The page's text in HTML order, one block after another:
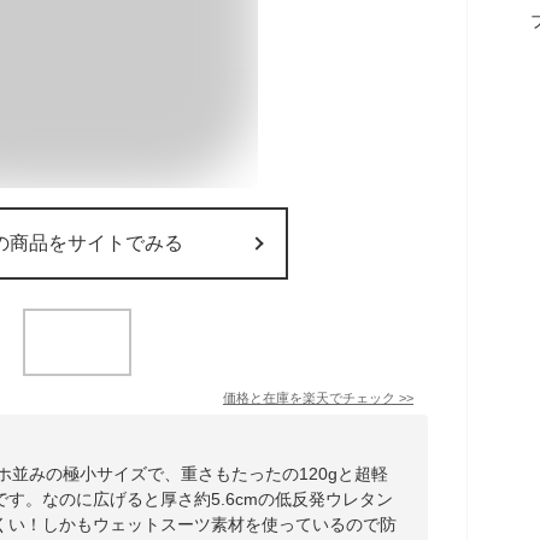
商品をサイトでみる
価格と在庫を楽天でチェック >>
並みの極小サイズで、重さもたったの120gと超軽
。なのに広げると厚さ約5.6cmの低反発ウレタン
！しかもウェットスーツ素材を使っているので防